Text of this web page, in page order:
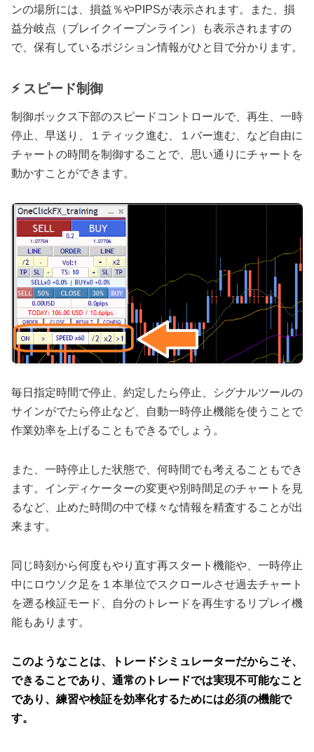
ンの場所には、損益％やPIPSが表示されます。また、損
益分岐点（ブレイクイーブンライン）も表示されますの
で、保有しているポジション情報がひと目で分かります。
⚡ スピード制御
制御ボックス下部のスピードコントロールで、再生、一時
停止、早送り、１ティック進む、１バー進む、など自由に
チャートの時間を制御することで、思い通りにチャートを
動かすことができます。
毎日指定時間で停止、約定したら停止、シグナルツールの
サインがでたら停止など、自動一時停止機能を使うことで
作業効率を上げることもできるでしょう。
また、一時停止した状態で、何時間でも考えることもでき
ます。インディケーターの変更や別時間足のチャートを見
るなど、止めた時間の中で様々な情報を精査することが出
来ます。
同じ時刻から何度もやり直す再スタート機能や、一時停止
中にロウソク足を１本単位でスクロールさせ過去チャート
を遡る検証モード、自分のトレードを再生するリプレイ機
能もあります。
このようなことは、トレードシミュレーターだからこそ、
できることであり、通常のトレードでは実現不可能なこと
であり、練習や検証を効率化するためには必須の機能で
す。